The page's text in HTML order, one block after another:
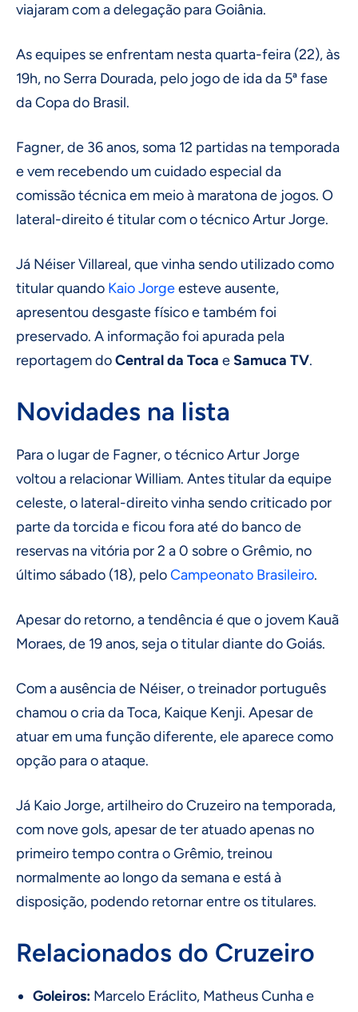
viajaram com a delegação para Goiânia.
As equipes se enfrentam nesta quarta-feira (22), às
19h, no Serra Dourada, pelo jogo de ida da 5ª fase
da Copa do Brasil.
Fagner, de 36 anos, soma 12 partidas na temporada
e vem recebendo um cuidado especial da
comissão técnica em meio à maratona de jogos. O
lateral-direito é titular com o técnico Artur Jorge.
Já Néiser Villareal, que vinha sendo utilizado como
titular quando Kaio Jorgeesteve ausente,
apresentou desgaste físico e também foi
preservado. A informação foi apurada pela
reportagem doCentral da Toca eSamuca TV.
Novidades na lista
Para o lugar de Fagner, o técnico Artur Jorge
voltou a relacionar William. Antes titular da equipe
celeste, o lateral-direito vinha sendo criticado por
parte da torcida e ficou fora até do banco de
reservas na vitória por 2 a 0 sobre o Grêmio, no
último sábado (18), peloCampeonato Brasileiro.
Apesar do retorno, a tendência é que o jovem Kauã
Moraes, de 19 anos, seja o titular diante do Goiás.
Com a ausência de Néiser, o treinador português
chamou o cria da Toca, Kaique Kenji. Apesar de
atuar em uma função diferente, ele aparece como
opção para o ataque.
Já Kaio Jorge, artilheiro do Cruzeiro na temporada,
com nove gols, apesar de ter atuado apenas no
primeiro tempo contra o Grêmio, treinou
normalmente ao longo da semana e está à
disposição, podendo retornar entre os titulares.
Relacionados do Cruzeiro
Goleiros: Marcelo Eráclito, Matheus Cunha e